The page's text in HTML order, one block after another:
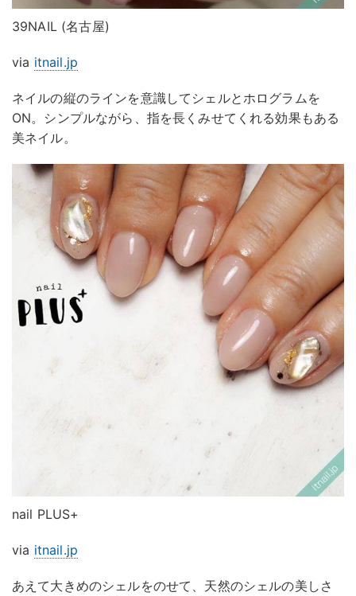
39NAIL (名古屋)
via itnail.jp
ネイルの縦のラインを意識してシェルとホログラムを
ON。シンプルながら、指を長くみせてくれる効果もある
美ネイル。
nail PLUS+
via itnail.jp
あえて大きめのシェルをのせて、天然のシェルの美しさ